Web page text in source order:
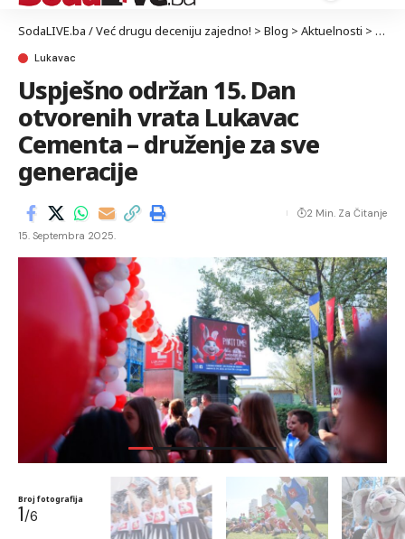
SodaLIVE.ba / Već drugu deceniju zajedno! > Blog > Aktuelnosti >
Lukavac
Uspješno održan 15. Dan
otvorenih vrata Lukavac
Cementa – druženje za sve
generacije
15. Septembra 2025.
2 Min. Za Čitanje
Broj fotografija
1/6